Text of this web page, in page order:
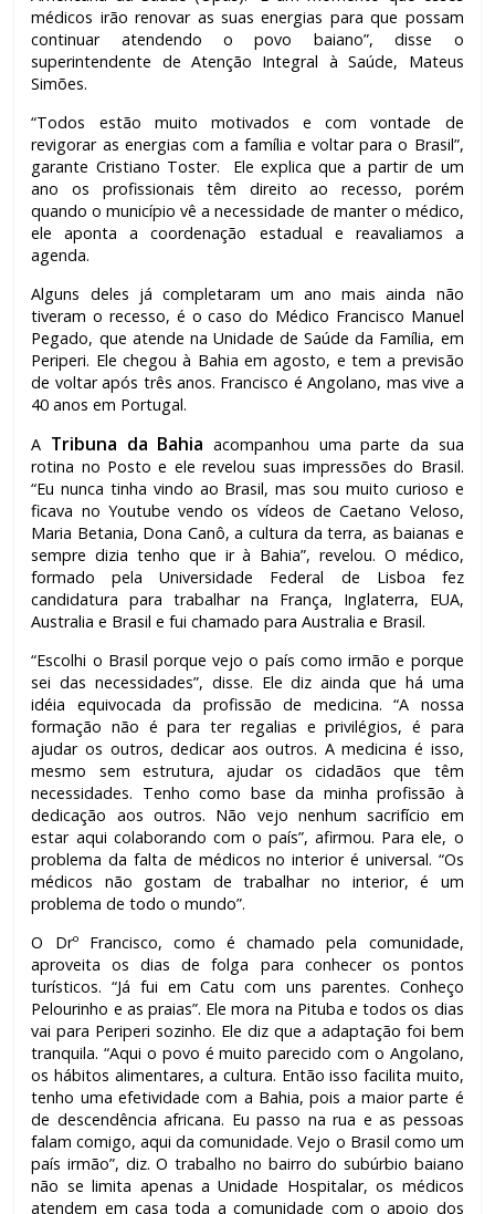
médicos irão renovar as suas energias para que possam
continuar atendendo o povo baiano”, disse o
superintendente de Atenção Integral à Saúde, Mateus
Simões.
“Todos estão muito motivados e com vontade de
revigorar as energias com a família e voltar para o Brasil”,
garante Cristiano Toster. Ele explica que a partir de um
ano os profissionais têm direito ao recesso, porém
quando o município vê a necessidade de manter o médico,
ele aponta a coordenação estadual e reavaliamos a
agenda.
Alguns deles já completaram um ano mais ainda não
tiveram o recesso, é o caso do Médico Francisco Manuel
Pegado, que atende na Unidade de Saúde da Família, em
Periperi. Ele chegou à Bahia em agosto, e tem a previsão
de voltar após três anos. Francisco é Angolano, mas vive a
40 anos em Portugal.
A Tribuna da Bahia acompanhou uma parte da sua
rotina no Posto e ele revelou suas impressões do Brasil.
“Eu nunca tinha vindo ao Brasil, mas sou muito curioso e
ficava no Youtube vendo os vídeos de Caetano Veloso,
Maria Betania, Dona Canô, a cultura da terra, as baianas e
sempre dizia tenho que ir à Bahia”, revelou. O médico,
formado pela Universidade Federal de Lisboa fez
candidatura para trabalhar na França, Inglaterra, EUA,
Australia e Brasil e fui chamado para Australia e Brasil.
“Escolhi o Brasil porque vejo o país como irmão e porque
sei das necessidades”, disse. Ele diz ainda que há uma
idéia equivocada da profissão de medicina. “A nossa
formação não é para ter regalias e privilégios, é para
ajudar os outros, dedicar aos outros. A medicina é isso,
mesmo sem estrutura, ajudar os cidadãos que têm
necessidades. Tenho como base da minha profissão à
dedicação aos outros. Não vejo nenhum sacrifício em
estar aqui colaborando com o país”, afirmou. Para ele, o
problema da falta de médicos no interior é universal. “Os
médicos não gostam de trabalhar no interior, é um
problema de todo o mundo”.
O Drº Francisco, como é chamado pela comunidade,
aproveita os dias de folga para conhecer os pontos
turísticos. “Já fui em Catu com uns parentes. Conheço
Pelourinho e as praias”. Ele mora na Pituba e todos os dias
vai para Periperi sozinho. Ele diz que a adaptação foi bem
tranquila. “Aqui o povo é muito parecido com o Angolano,
os hábitos alimentares, a cultura. Então isso facilita muito,
tenho uma efetividade com a Bahia, pois a maior parte é
de descendência africana. Eu passo na rua e as pessoas
falam comigo, aqui da comunidade. Vejo o Brasil como um
país irmão”, diz. O trabalho no bairro do subúrbio baiano
não se limita apenas a Unidade Hospitalar, os médicos
atendem em casa toda a comunidade com o apoio dos